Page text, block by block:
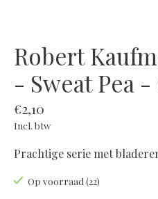
Robert
- Sweat Pea -
€2,10
Incl. btw
Prachtige serie met
Op voorraad (22)